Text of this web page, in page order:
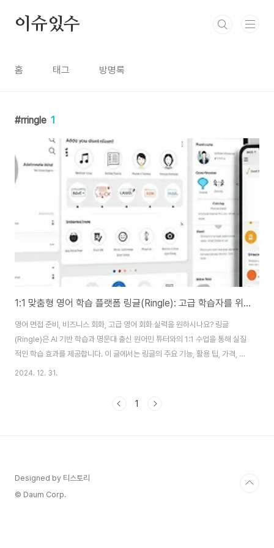
이슈있수
홈 태그 방명록
rringle 1
1:1 맞춤형 영어 학습 플랫폼 링글(Ringle): 고급 학습자를 위한 완벽 가이드
영어 면접 준비, 비즈니스 회화, 고급 영어 회화 실력을 원하시나요? 링글
(Ringle)은 AI 기반 학습과 명문대 출신 원어민 튜터와의 1:1 수업을 통해 실질
적인 학습 효과를 제공합니다. 이 글에서는 링글의 주요 기능, 활용 팁, 가격, 사
용자 리뷰, 경쟁 플랫폼과의 비교까지 철저히 분석합니다. 링글과 함께 영어 실
튜터의 조화1) 유연하고 직관적인 수업 예약 및 관리사용자 친화적 인터페이
2024. 12. 31.
1
Designed by 티스토리
© Daum Corp.